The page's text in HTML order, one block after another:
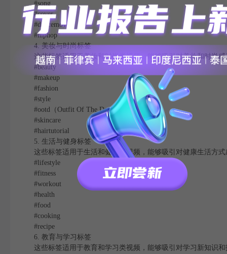
#song
#cover
#dancemoves
#hiphop
4. 美妆与时尚标签
这些标签适用于美妆和时尚类视频，能够吸引对美妆和时尚
#beauty
#makeup
#fashion
#style
#ootd（Outfit Of The Day）
#skincare
#hairtutorial
5. 生活与健身标签
这些标签适用于生活和健身类视频，能够吸引对健康生活方
#lifestyle
#fitness
#workout
#health
#food
#cooking
#recipe
6. 教育与学习标签
这些标签适用于教育和学习类视频，能够吸引对学习新知识